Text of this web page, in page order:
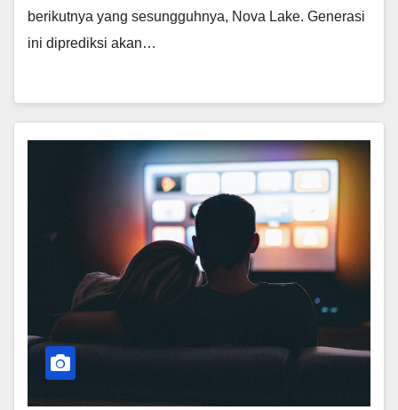
berikutnya yang sesungguhnya, Nova Lake. Generasi
ini diprediksi akan…